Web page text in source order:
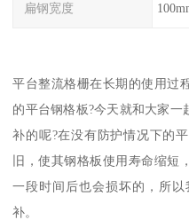
扁钢宽度
平台整流格栅在长期的使用过
的平台钢格板?今天就和大家
补的呢?在没有防护情况下的
旧，使其钢格板使用寿命缩短
一段时间后也会损坏的，所
补。